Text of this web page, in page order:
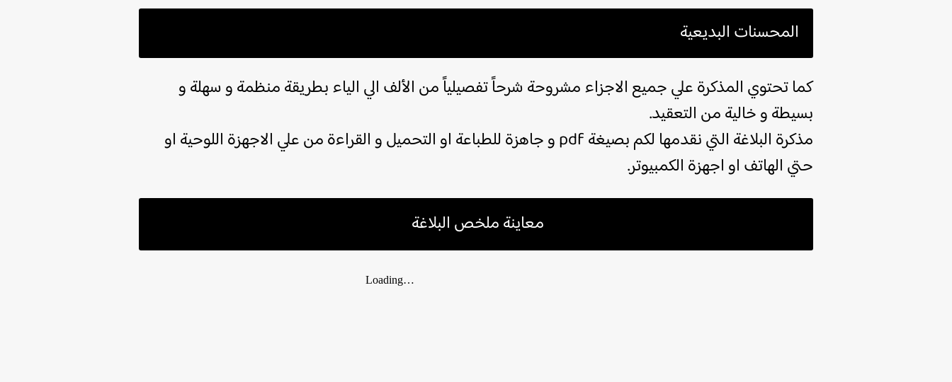
المحسنات البديعية
كما تحتوي المذكرة علي جميع الاجزاء مشروحة شرحاً تفصيلياً من الألف الي الياء بطريقة منظمة و سهلة و
بسيطة و خالية من التعقيد.
مذكرة البلاغة التي نقدمها لكم بصيغة pdf و جاهزة للطباعة او التحميل و القراءة من علي الاجهزة اللوحية او
حتي الهاتف او اجهزة الكمبيوتر.
معاينة ملخص البلاغة